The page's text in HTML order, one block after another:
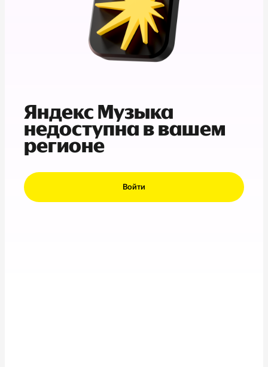
Яндекс Музыка
недоступна в вашем
регионе
Войти